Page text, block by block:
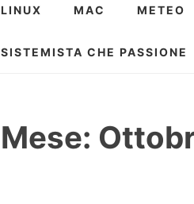
LINUX MAC METEO
SISTEMISTA CHE PASSIONE
Mese: